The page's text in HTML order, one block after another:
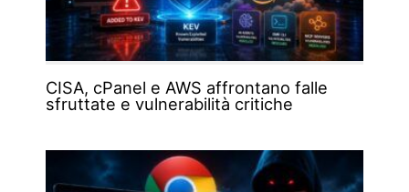
CISA, cPanel e AWS affrontano falle
sfruttate e vulnerabilità critiche